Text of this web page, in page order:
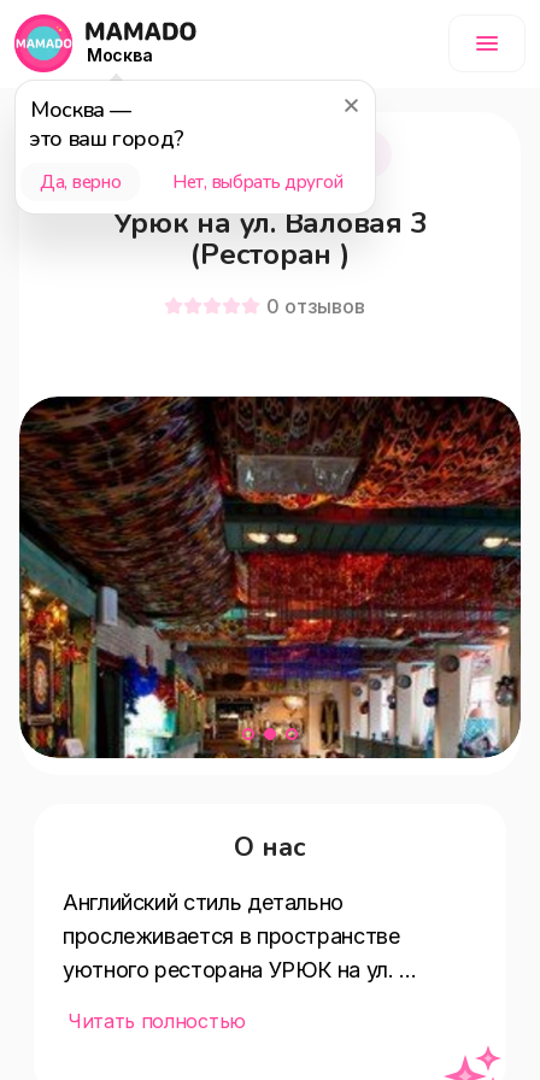
Москва
Москва —
это ваш город?
Да, верно Нет, выбрать другой
Москва
Урюк на ул. Валовая 3
(Ресторан )
0 отзывов
О нас
Английский стиль детально
прослеживается в пространстве
уютного ресторана УРЮК на ул.
Читать полностью